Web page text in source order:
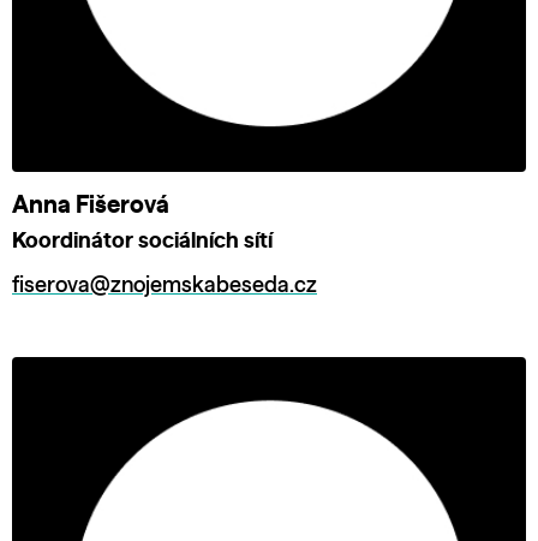
Anna Fišerová
Koordinátor sociálních sítí
fiserova@znojemskabeseda.cz